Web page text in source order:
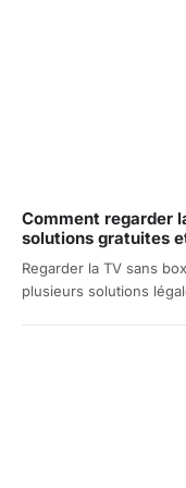
Comment regarder
solutions gratuites
Regarder la TV sans
plusieurs solutions